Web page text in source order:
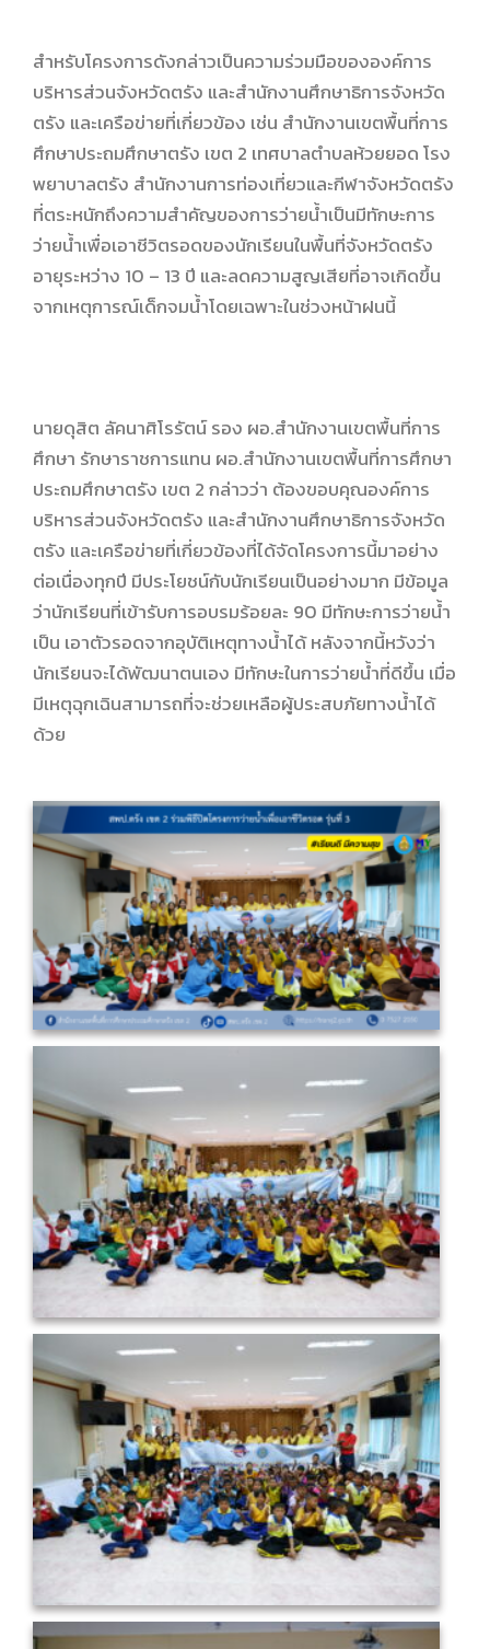
สำหรับโครงการดังกล่าวเป็นความร่วมมือขององค์การ
บริหารส่วนจังหวัดตรัง และสำนักงานศึกษาธิการจังหวัด
ตรัง และเครือข่ายที่เกี่ยวข้อง เช่น สำนักงานเขตพื้นที่การ
ศึกษาประถมศึกษาตรัง เขต 2 เทศบาลตำบลห้วยยอด โรง
พยาบาลตรัง สำนักงานการท่องเที่ยวและกีฬาจังหวัดตรัง
ที่ตระหนักถึงความสำคัญของการว่ายน้ำเป็นมีทักษะการ
ว่ายน้ำเพื่อเอาชีวิตรอดของนักเรียนในพื้นที่จังหวัดตรัง
อายุระหว่าง 10 – 13 ปี และลดความสูญเสียที่อาจเกิดขึ้น
จากเหตุการณ์เด็กจมน้ำโดยเฉพาะในช่วงหน้าฝนนี้
นายดุสิต ลัคนาศิโรรัตน์ รอง ผอ.สำนักงานเขตพื้นที่การ
ศึกษา รักษาราชการแทน ผอ.สำนักงานเขตพื้นที่การศึกษา
ประถมศึกษาตรัง เขต 2 กล่าวว่า ต้องขอบคุณองค์การ
บริหารส่วนจังหวัดตรัง และสำนักงานศึกษาธิการจังหวัด
ตรัง และเครือข่ายที่เกี่ยวข้องที่ได้จัดโครงการนี้มาอย่าง
ต่อเนื่องทุกปี มีประโยชน์กับนักเรียนเป็นอย่างมาก มีข้อมูล
ว่านักเรียนที่เข้ารับการอบรมร้อยละ 90 มีทักษะการว่ายน้ำ
เป็น เอาตัวรอดจากอุบัติเหตุทางน้ำได้ หลังจากนี้หวังว่า
นักเรียนจะได้พัฒนาตนเอง มีทักษะในการว่ายน้ำที่ดีขึ้น เมื่อ
มีเหตุฉุกเฉินสามารถที่จะช่วยเหลือผู้ประสบภัยทางน้ำได้
ด้วย